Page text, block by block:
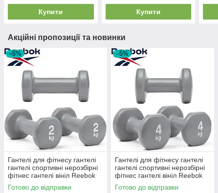
Купити Купити
Акційні пропозиції та новинки
–5%
Гантелі для фітнесу гантелі
гантелі спортивні нерозбірні
фітнес гантелі вініл Reebok
Dumbbells 2 шт по 2 кг сірі
Готово до відправки
–5%
Гантелі для фітнесу гантелі
гантелі спортивні нерозбірні
фітнес гантелі вініл Reebok
Dumbbells 2 шт по 4 кг сірі
Готово до відправки